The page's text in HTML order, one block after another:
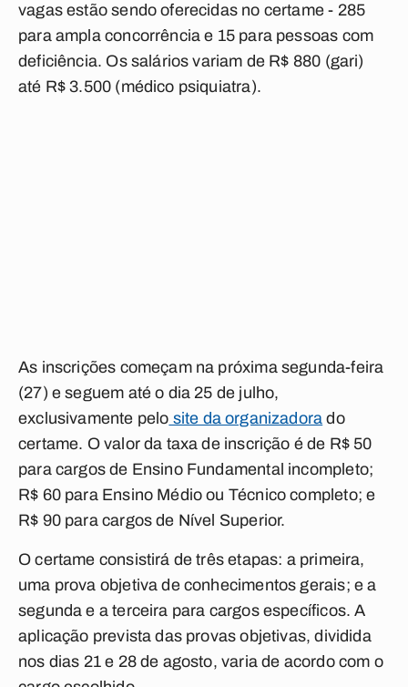
vagas estão sendo oferecidas no certame - 285
para ampla concorrência e 15 para pessoas com
deficiência. Os salários variam de R$ 880 (gari)
até R$ 3.500 (médico psiquiatra).
As inscrições começam na próxima segunda-feira
(27) e seguem até o dia 25 de julho,
exclusivamente pelo site da organizadora do
certame. O valor da taxa de inscrição é de R$ 50
para cargos de Ensino Fundamental incompleto;
R$ 60 para Ensino Médio ou Técnico completo; e
R$ 90 para cargos de Nível Superior.
O certame consistirá de três etapas: a primeira,
uma prova objetiva de conhecimentos gerais; e a
segunda e a terceira para cargos específicos. A
aplicação prevista das provas objetivas, dividida
nos dias 21 e 28 de agosto, varia de acordo com o